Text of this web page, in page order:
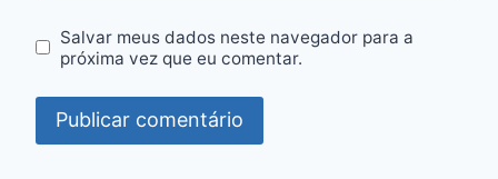
Salvar meus dados neste navegador para a
próxima vez que eu comentar.